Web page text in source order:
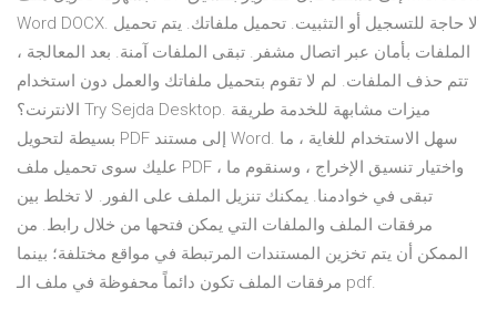
Word DOCX. لا حاجة للتسجيل أو التثبيت. تحميل ملفاتك. يتم تحميل
الملفات بأمان عبر اتصال مشفر. تبقى الملفات آمنة. بعد المعالجة ،
تتم حذف الملفات. لم لا تقوم بتحميل ملفاتك والعمل دون استخدام
الانترنت؟ Try Sejda Desktop. ميزات مشابهة للخدمة طريقة
بسيطة لتحويل PDF إلى مستند Word. سهل الاستخدام للغاية ، ما
عليك سوى تحميل ملف PDF ، واختيار تنسيق الإخراج ، وسنقوم ما
تبقى في خوادمنا. يمكنك تنزيل الملف على الفور. لا تخلط بين
مرفقات الملف والملفات التي يمكن فتحها من خلال رابط. من
الممكن أن يتم تخزين المستندات المرتبطة في مواقع مختلفة؛ بينما
مرفقات الملف تكون دائماً محفوظة في ملف الـ pdf.